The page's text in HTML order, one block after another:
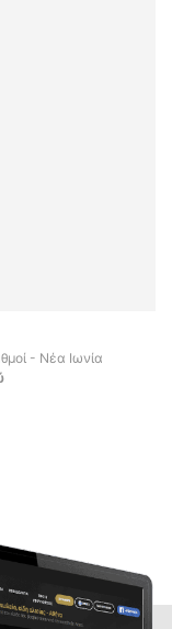
- Νέα Ιωνία